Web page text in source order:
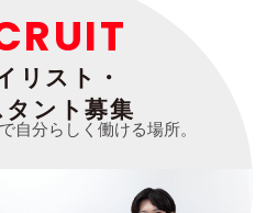
リスト・
タント募集
自分らしく働ける場所。